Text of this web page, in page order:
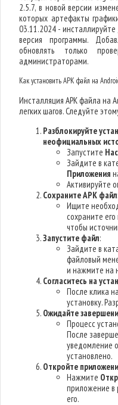
2.5.7, в новой версии
которых артефакты
03.11.2024 -
версия программы.
обновлять только
администраторами.
Как установить APK файл на
Инсталляция APK файла на
легких шагов. Следуйте
Разблокируйте
неофициальных
Запустите
Зайдите в
Приложения
Активируйте
Сохраните APK файл
Ищите
сохраните
чтобы
Запустите файл:
Зайдите в
файловый
и нажмите на
Согласитесь на
После клика
установку.
Ожидайте
Процесс
После
уведомление
установлено.
Откройте
Нажмите
приложение в
его.